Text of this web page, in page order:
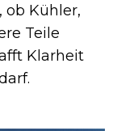
ob Kühler,
Teile
Klarheit